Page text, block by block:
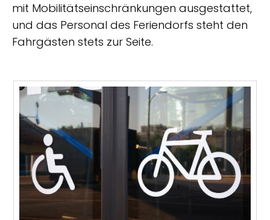
mit Mobilitätseinschränkungen ausgestattet,
und das Personal des Feriendorfs steht den
Fahrgästen stets zur Seite.